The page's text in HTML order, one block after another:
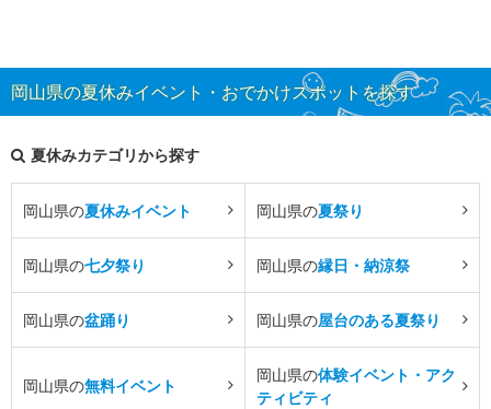
岡山県の夏休みイベント・おでかけスポットを探す
夏休みカテゴリから探す
岡山県の夏休みイベント 岡山県の夏祭り
岡山県の七夕祭り 岡山県の縁日・納涼祭
岡山県の盆踊り 岡山県の屋台のある夏祭り
岡山県の無料イベント
岡山県の体験イベント・アク
ティビティ